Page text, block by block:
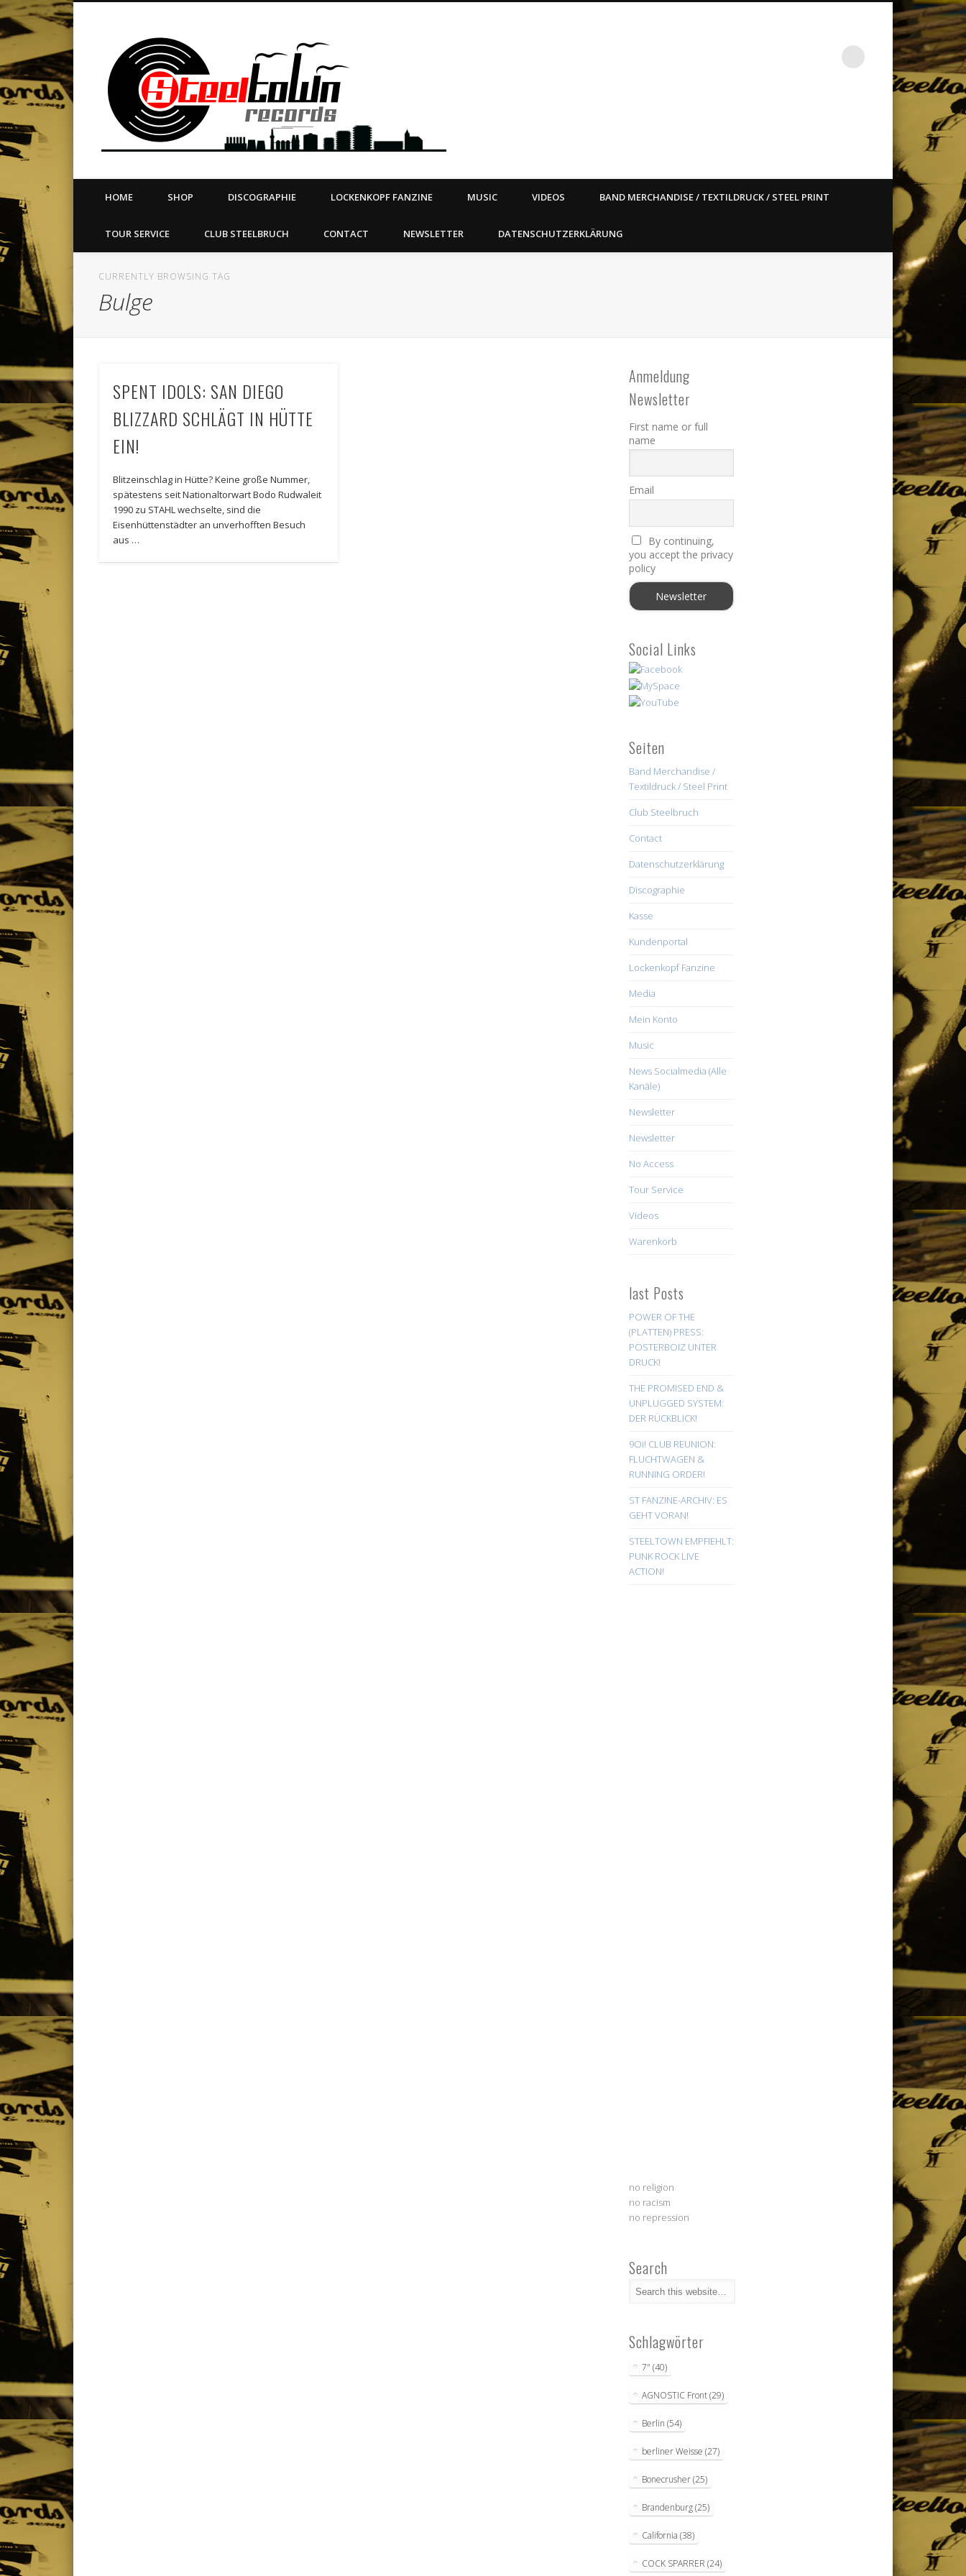
Steeltown Records – East ain`t dead so straight
LABEL | MERCH | PRINT | DIY | FANZINE | TOURSERVICE | BOOKING
VimeoDribble LinkedIn
HOME SHOP DISCOGRAPHIE LOCKENKOPF FANZINE MUSIC VIDEOS BAND MERCHANDISE / TEXTILDRUCK / STEEL PRINT
TOUR SERVICE CLUB STEELBRUCH CONTACT NEWSLETTER DATENSCHUTZERKLÄRUNG
CURRENTLY BROWSING TAG
Bulge
SPENT IDOLS: SAN DIEGO
BLIZZARD SCHLÄGT IN HÜTTE
EIN!
Blitzeinschlag in Hütte? Keine große Nummer,
spätestens seit Nationaltorwart Bodo Rudwaleit
1990 zu STAHL wechselte, sind die
Eisenhüttenstädter an unverhofften Besuch
aus …
Anmeldung
Newsletter
First name or full
name
Email
By continuing,
you accept the privacy
policy
Social Links
Seiten
Band Merchandise /
Textildruck / Steel Print
Club Steelbruch
Contact
Datenschutzerklärung
Discographie
Kasse
Kundenportal
Lockenkopf Fanzine
Media
Mein Konto
Music
News Socialmedia (Alle
Kanäle)
Newsletter
Newsletter
No Access
Tour Service
Videos
Warenkorb
last Posts
POWER OF THE
(PLATTEN) PRESS:
POSTERBOIZ UNTER
DRUCK!
THE PROMISED END &
UNPLUGGED SYSTEM:
DER RÜCKBLICK!
9Oi! CLUB REUNION:
FLUCHTWAGEN &
RUNNING ORDER!
ST FANZINE-ARCHIV: ES
GEHT VORAN!
STEELTOWN EMPFIEHLT:
PUNK ROCK LIVE
ACTION!
no religion
no racism
no repression
Search
Schlagwörter
7" (40)
AGNOSTIC Front(29)
Berlin (54)
berliner Weisse (27)
Bonecrusher(25)
Brandenburg(25)
California (38)
COCK SPARRER (24)